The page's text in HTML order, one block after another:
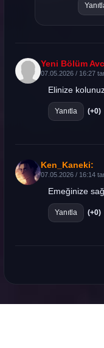
Yeni Bölüm
07.05.2026 / 16:27
Elinize
Yanıtla (+0)
Ken_Kaneki:
07.05.2026 / 16:14
Emeğinize
Yanıtla (+0)